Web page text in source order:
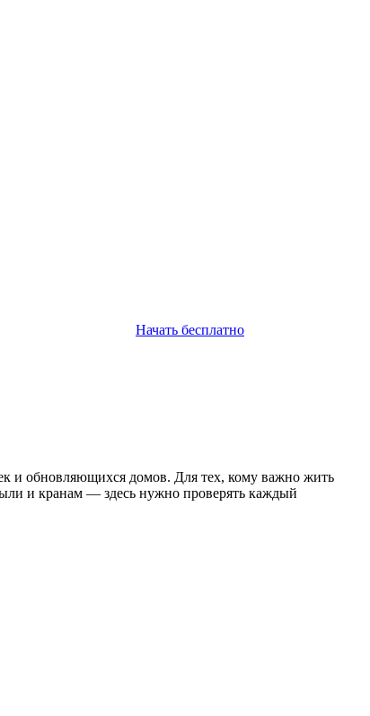
Начать бесплатно
и обновляющихся домов. Для тех, кому важно жить
и кранам — здесь нужно проверять каждый